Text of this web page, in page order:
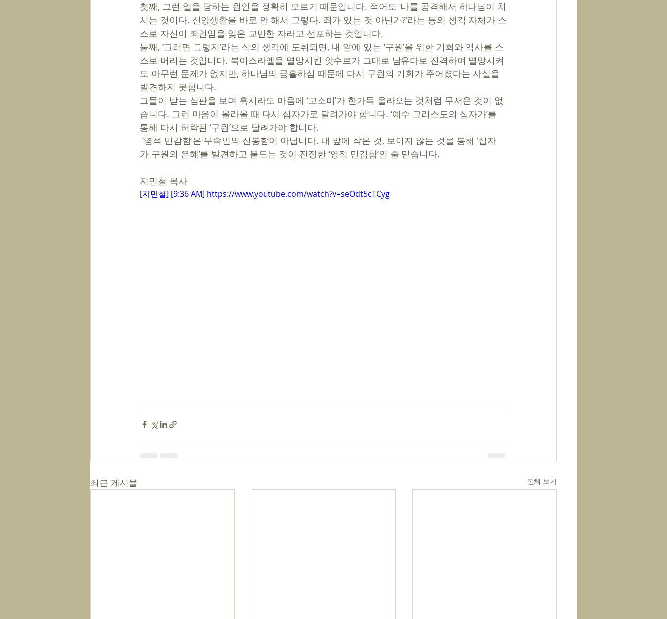
첫째, 그런 일을 당하는 원인을 정확히 모르기 때문입니다. 적어도 ‘나를 공격해서 하나님이 치
시는 것이다. 신앙생활을 바로 안 해서 그렇다. 죄가 있는 것 아닌가?’라는 등의 생각 자체가 스
스로 자신이 죄인임을 잊은 교만한 자라고 선포하는 것입니다.
둘째, ‘그러면 그렇지’라는 식의 생각에 도취되면, 내 앞에 있는 ‘구원’을 위한 기회와 역사를 스
스로 버리는 것입니다. 북이스라엘을 멸망시킨 앗수르가 그대로 남유다로 진격하여 멸망시켜
도 아무런 문제가 없지만, 하나님의 긍휼하심 때문에 다시 구원의 기회가 주어졌다는 사실을
발견하지 못합니다.
그들이 받는 심판을 보며 혹시라도 마음에 ‘고소미’가 한가득 올라오는 것처럼 무서운 것이 없
습니다. 그런 마음이 올라올 때 다시 십자가로 달려가야 합니다. ‘예수 그리스도의 십자가’를
통해 다시 허락된 ‘구원’으로 달려가야 합니다.
가 구원의 은혜’를 발견하고 붙드는 것이 진정한 ‘영적 민감함’인 줄 믿습니다.
지민철 목사
[지민철] [9:36 AM] https://www.youtube.com/watch?v=seOdt5cTCyg
최근 게시물 전체 보기